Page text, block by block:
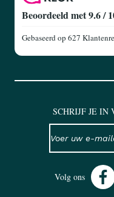
Beoordeeld met 9.6 /
Gebaseerd op 627
SCHRIJF JE IN
Volg ons